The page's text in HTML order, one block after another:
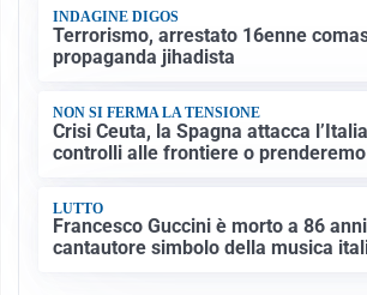
INDAGINE DIGOS
Terrorismo, arrestato 16enne
propaganda jihadista
NON SI FERMA LA TENSIONE
Crisi Ceuta, la Spagna attacca
controlli alle frontiere o
LUTTO
Francesco Guccini è morto a 86
cantautore simbolo della musica